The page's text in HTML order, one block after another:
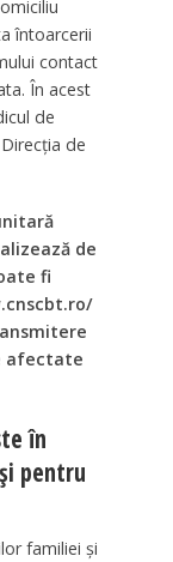
întoarcerii
contact
În acest
de
de
de
fi
afectate
în
pentru
familiei şi